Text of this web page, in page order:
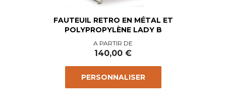
FAUTEUIL RETRO EN MÉTAL ET
POLYPROPYLÈNE LADY B
Prix
A PARTIR DE
140,00 €
PERSONNALISER